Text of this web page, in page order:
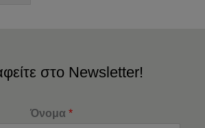
στο Newsletter!
Όνομα *